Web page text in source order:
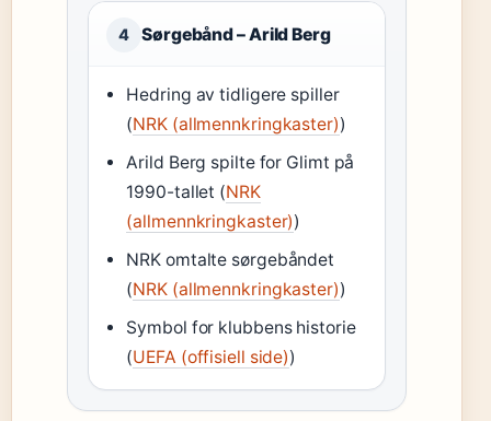
4 Sørgebånd – Arild Berg
Hedring av tidligere spiller
(NRK (allmennkringkaster))
Arild Berg spilte for Glimt på
1990-tallet (NRK
(allmennkringkaster))
NRK omtalte sørgebåndet
(NRK (allmennkringkaster))
Symbol for klubbens historie
(UEFA (offisiell side))